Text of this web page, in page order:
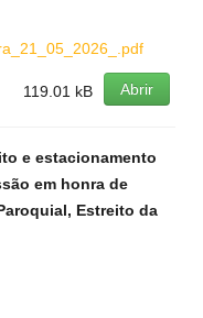
Abrir
119.01 kB
e estacionamento
em honra de
Estreito da